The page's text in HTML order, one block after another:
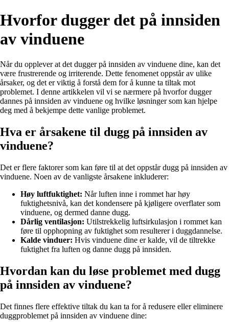
Hvorfor dugger det på innsiden
av vinduene
Når du opplever at det dugger på innsiden av vinduene dine, kan det
være frustrerende og irriterende. Dette fenomenet oppstår av ulike
årsaker, og det er viktig å forstå dem for å kunne ta tiltak mot
problemet. I denne artikkelen vil vi se nærmere på hvorfor dugger
dannes på innsiden av vinduene og hvilke løsninger som kan hjelpe
deg med å bekjempe dette vanlige problemet.
Hva er årsakene til dugg på innsiden av
vinduene?
Det er flere faktorer som kan føre til at det oppstår dugg på innsiden av
vinduene. Noen av de vanligste årsakene inkluderer:
Høy luftfuktighet: Når luften inne i rommet har høy
fuktighetsnivå, kan det kondensere på kjøligere overflater som
vinduene, og dermed danne dugg.
Dårlig ventilasjon: Utilstrekkelig luftsirkulasjon i rommet kan
føre til opphopning av fuktighet som resulterer i duggdannelse.
Kalde vinduer: Hvis vinduene dine er kalde, vil de tiltrekke
fuktighet fra luften og danne dugg på innsiden.
Hvordan kan du løse problemet med dugg
på innsiden av vinduene?
Det finnes flere effektive tiltak du kan ta for å redusere eller eliminere
duggproblemet på innsiden av vinduene dine: